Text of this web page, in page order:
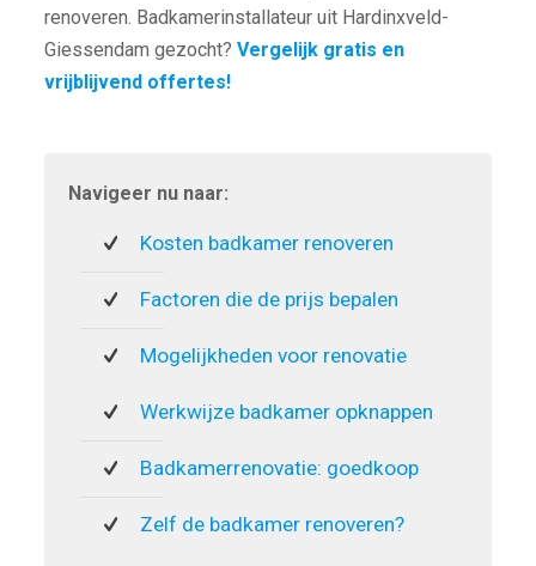
renoveren. Badkamerinstallateur uit Hardinxveld-
Giessendam gezocht? Vergelijk gratis en
vrijblijvend offertes!
Navigeer nu naar:
Kosten badkamer renoveren
Factoren die de prijs bepalen
Mogelijkheden voor renovatie
Werkwijze badkamer opknappen
Badkamerrenovatie: goedkoop
Zelf de badkamer renoveren?